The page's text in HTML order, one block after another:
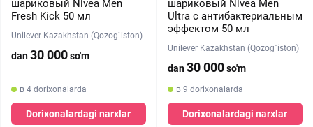
шариковый Nivea Men
Fresh Kick 50 мл
Unilever Kazakhstan (Qozog`iston)
dan30 000so'm
в 4 dorixonalarda
Dorixonalardagi narxlar
шариковый Nivea Men
Ultra с антибактериальным
эффектом 50 мл
Unilever Kazakhstan (Qozog`iston)
dan30 000so'm
в 9 dorixonalarda
Dorixonalardagi narxlar